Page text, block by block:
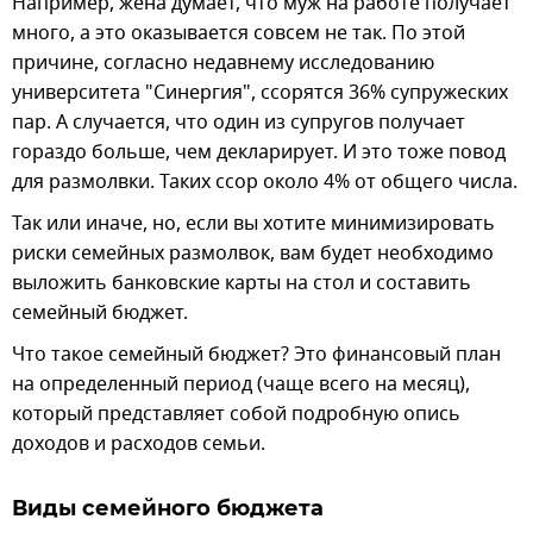
много, а это оказывается совсем не так. По этой
причине, согласно недавнему исследованию
университета "Синергия", ссорятся 36% супружеских
пар. А случается, что один из супругов получает
гораздо больше, чем декларирует. И это тоже повод
для размолвки. Таких ссор около 4% от общего числа.
Так или иначе, но, если вы хотите минимизировать
риски семейных размолвок, вам будет необходимо
выложить банковские карты на стол и составить
семейный бюджет.
Что такое семейный бюджет? Это финансовый план
на определенный период (чаще всего на месяц),
который представляет собой подробную опись
доходов и расходов семьи.
Виды семейного бюджета